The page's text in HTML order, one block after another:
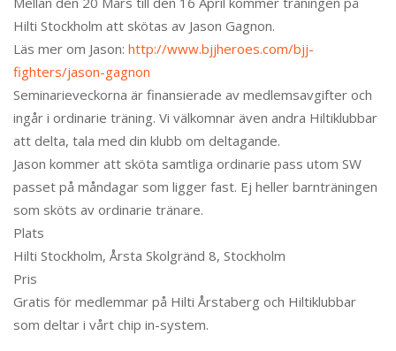
Hilti Stockholm att skötas av Jason Gagnon.
Läs mer om Jason: http://www.bjjheroes.com/bjj-
fighters/jason-gagnon
Seminarieveckorna är finansierade av medlemsavgifter och
ingår i ordinarie träning. Vi välkomnar även andra Hiltiklubbar
att delta, tala med din klubb om deltagande.
Jason kommer att sköta samtliga ordinarie pass utom SW
passet på måndagar som ligger fast. Ej heller barnträningen
som sköts av ordinarie tränare.
Plats
Hilti Stockholm, Årsta Skolgränd 8, Stockholm
Pris
Gratis för medlemmar på Hilti Årstaberg och Hiltiklubbar
som deltar i vårt chip in-system.